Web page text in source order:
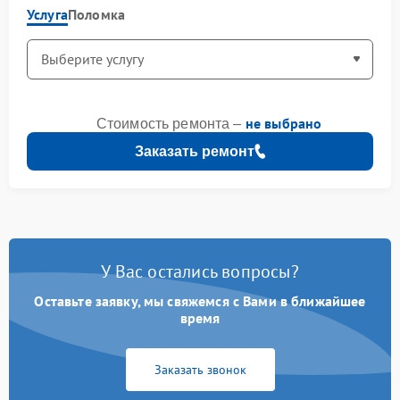
УслугаПоломка
Заказать ремонт
Стоимость ремонта – не выбрано
У Вас остались вопросы?
Оставьте заявку, мы свяжемся с Вами в ближайшее
время
Заказать звонок